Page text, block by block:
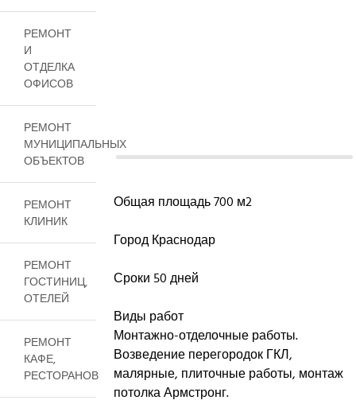
Общая площадь 700 м2
Город Краснодар
Сроки 50 дней
Виды работ
Монтажно-отделочные работы.
Возведение перегородок ГКЛ,
малярные, плиточные работы, монтаж
потолка Армстронг.
РЕМОНТ
И
ОТДЕЛКА
ОФИСОВ
РЕМОНТ
МУНИЦИПАЛЬНЫХ
ОБЪЕКТОВ
РЕМОНТ
КЛИНИК
РЕМОНТ
ГОСТИНИЦ,
ОТЕЛЕЙ
РЕМОНТ
КАФЕ,
РЕСТОРАНОВ